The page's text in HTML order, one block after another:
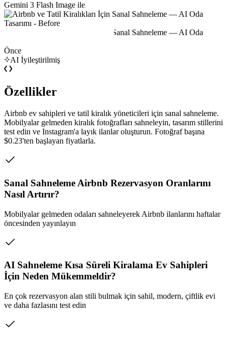
Gemini 3 Flash Image ile
Önce
AI İyileştirilmiş
Özellikler
Airbnb ev sahipleri ve tatil kiralık yöneticileri için sanal sahneleme.
Mobilyalar gelmeden kiralık fotoğrafları sahneleyin, tasarım stillerini
test edin ve Instagram'a layık ilanlar oluşturun. Fotoğraf başına
$0.23'ten başlayan fiyatlarla.
Sanal Sahneleme Airbnb Rezervasyon Oranlarını
Nasıl Artırır?
Mobilyalar gelmeden odaları sahneleyerek Airbnb ilanlarını haftalar
öncesinden yayınlayın
AI Sahneleme Kısa Süreli Kiralama Ev Sahipleri
İçin Neden Mükemmeldir?
En çok rezervasyon alan stili bulmak için sahil, modern, çiftlik evi
ve daha fazlasını test edin